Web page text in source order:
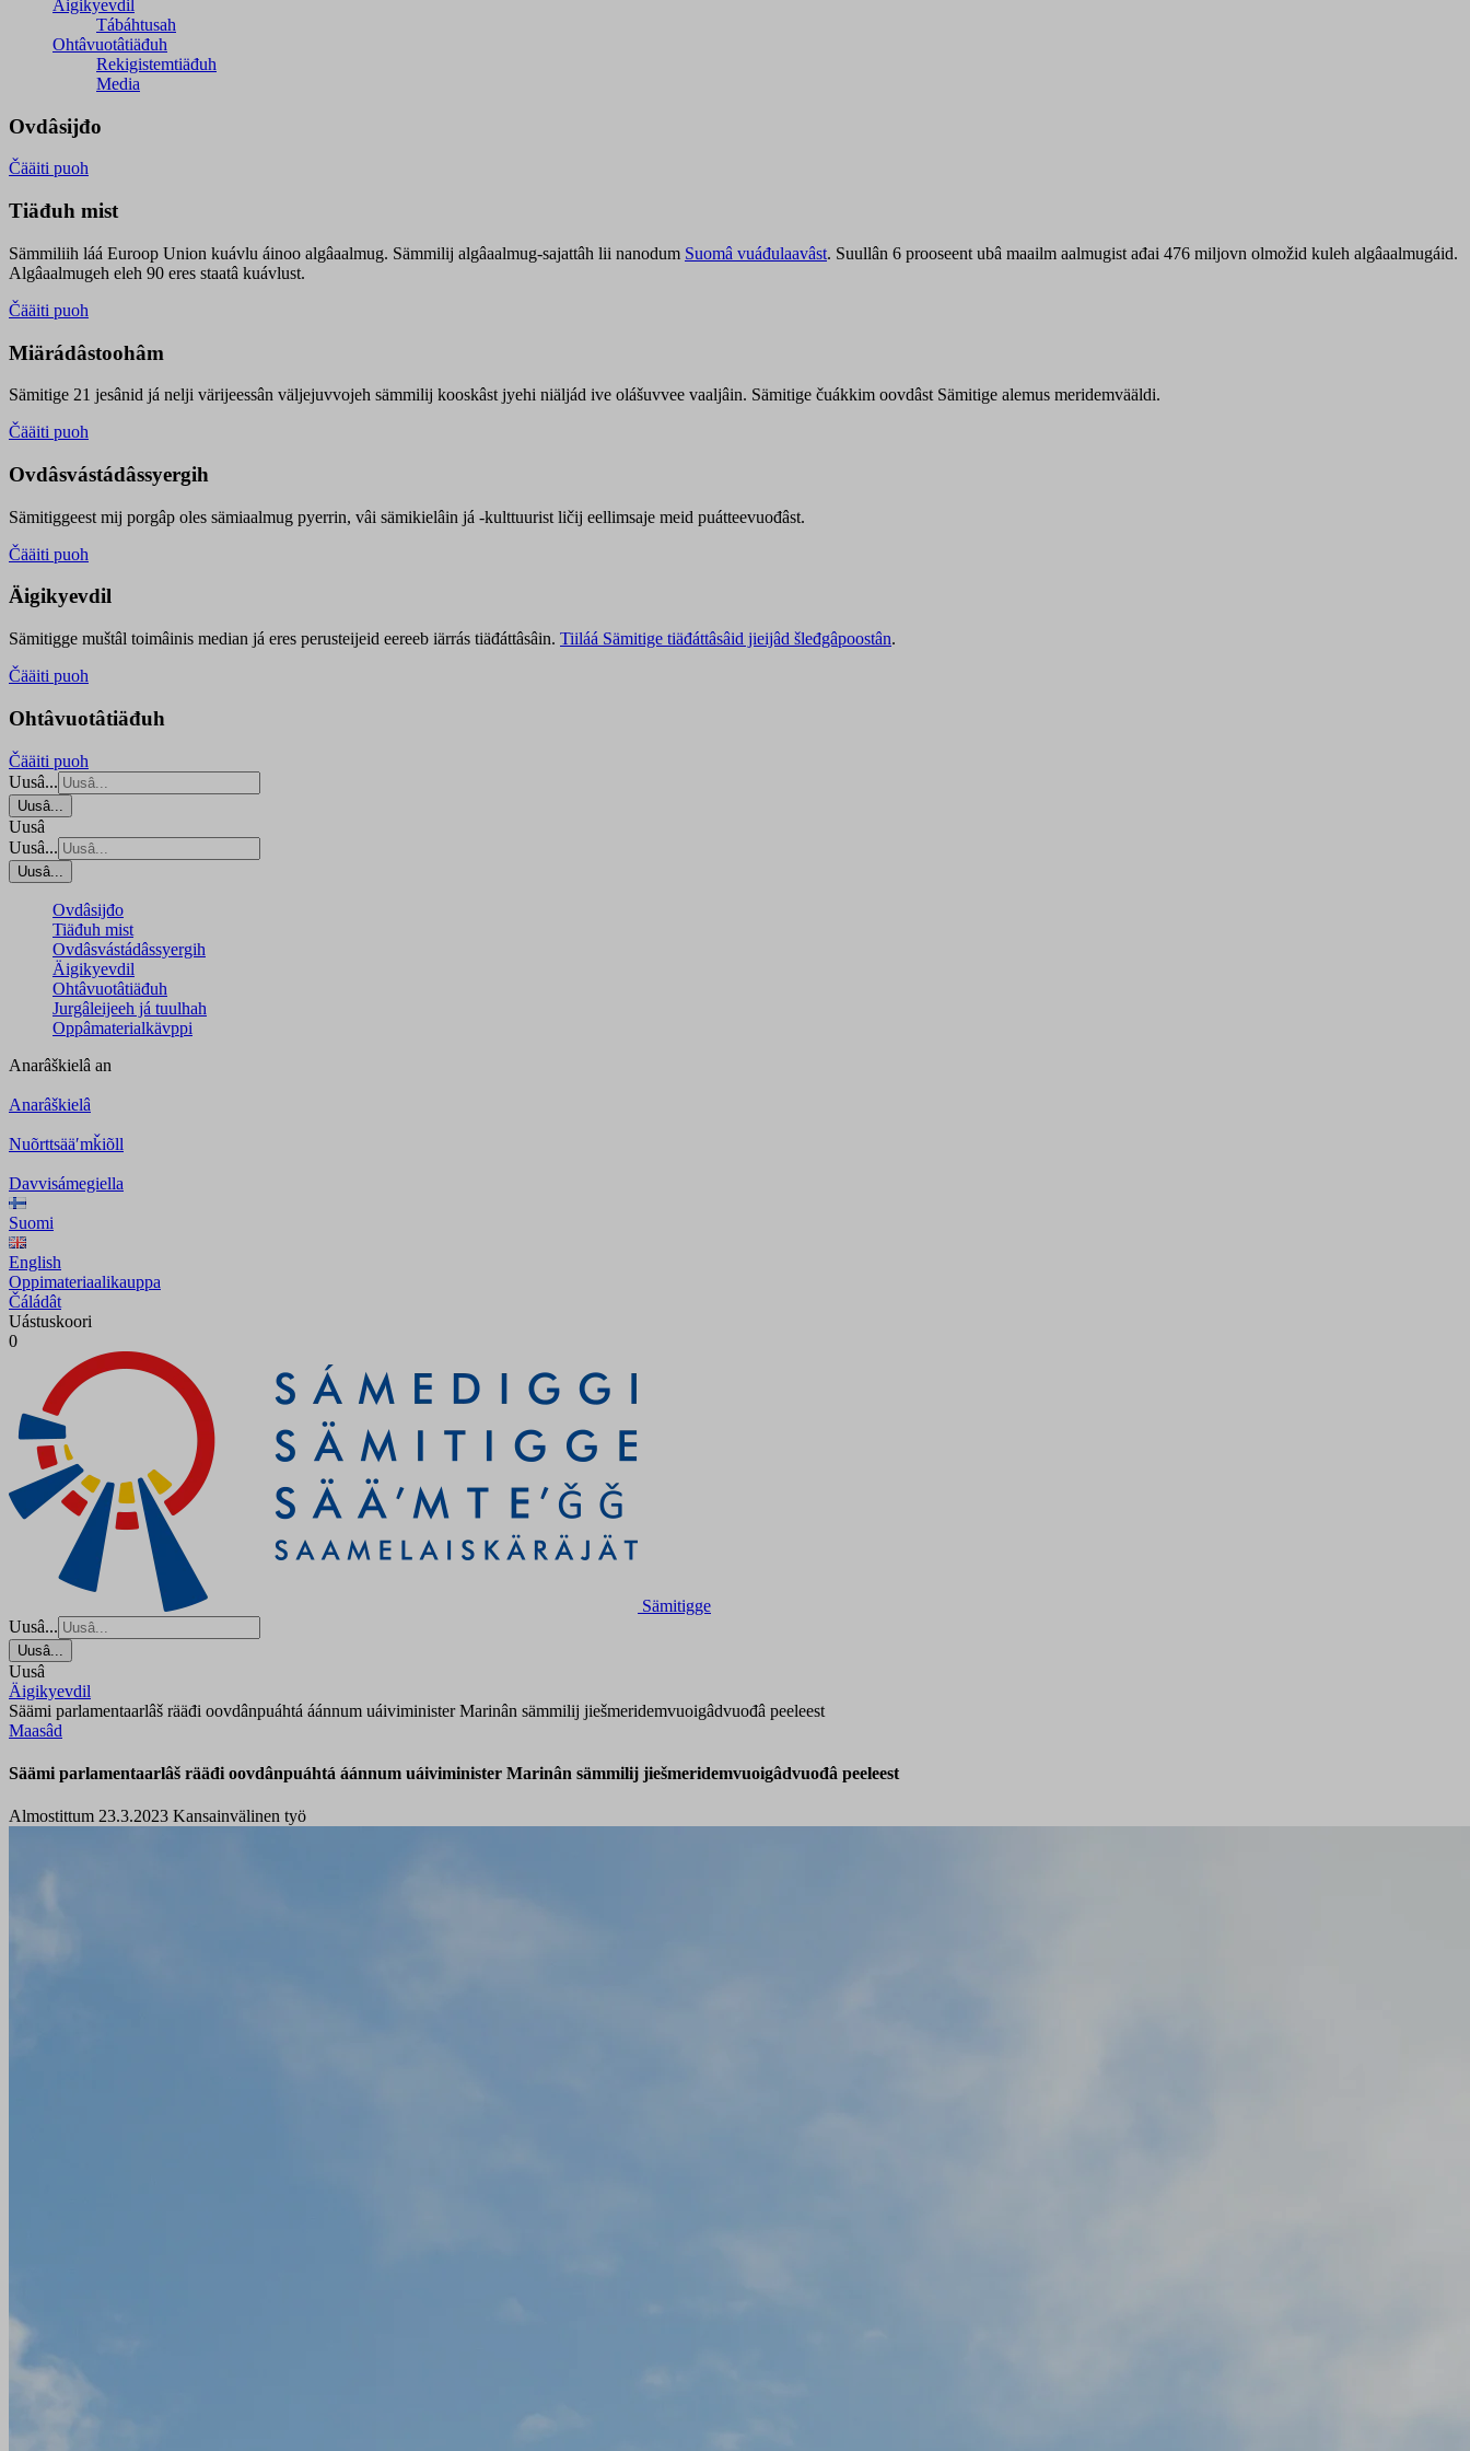
Äigikyevdil
Tábáhtusah
Ohtâvuotâtiäđuh
Rekigistemtiäđuh
Media
Ovdâsijđo
Čääiti puoh
Tiäđuh mist
Sämmiliih láá Euroop Union kuávlu áinoo algâaalmug. Sämmilij algâaalmug-sajattâh lii nanodum Suomâ vuáđulaavâst. Suullân 6 prooseent ubâ maailm aalmugist ađai 476 miljovn olmožid kuleh algâaalmugáid.
Algâaalmugeh eleh 90 eres staatâ kuávlust.
Čääiti puoh
Miärádâstoohâm
Sämitige 21 jesânid já nelji värijeessân väljejuvvojeh sämmilij kooskâst jyehi niäljád ive olášuvvee vaaljâin. Sämitige čuákkim oovdâst Sämitige alemus meridemvääldi.
Čääiti puoh
Ovdâsvástádâssyergih
Sämitiggeest mij porgâp oles sämiaalmug pyerrin, vâi sämikielâin já -kulttuurist ličij eellimsaje meid puátteevuođâst.
Čääiti puoh
Äigikyevdil
Sämitigge muštâl toimâinis median já eres perusteijeid eereeb iärrás tiäđáttâsâin. Tiiláá Sämitige tiäđáttâsâid jieijâd šleđgâpoostân.
Čääiti puoh
Ohtâvuotâtiäđuh
Čääiti puoh
Uusâ...
Uusâ...
Uusâ
Uusâ...
Uusâ...
Ovdâsijđo
Tiäđuh mist
Ovdâsvástádâssyergih
Äigikyevdil
Ohtâvuotâtiäđuh
Jurgâleijeeh já tuulhah
Oppâmaterialkävppi
Anarâškielâ an
Anarâškielâ
Nuõrttsääʹmǩiõll
Davvisámegiella
Suomi
English
Oppimateriaalikauppa
Čáládât
Uástuskoori
0
Sämitigge
Uusâ...
Uusâ...
Uusâ
Äigikyevdil
Säämi parlamentaarlâš rääđi oovdânpuáhtá áánnum uáiviminister Marinân sämmilij jiešmeridemvuoigâdvuođâ peeleest
Maasâd
Säämi parlamentaarlâš rääđi oovdânpuáhtá áánnum uáiviminister Marinân sämmilij jiešmeridemvuoigâdvuođâ peeleest
Almostittum 23.3.2023 Kansainvälinen työ